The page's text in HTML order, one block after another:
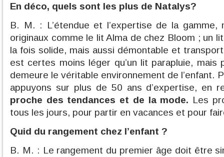
En déco, quels sont les plus de Natalys?
B. M. : L’étendue et l’expertise de la gamme,
originaux comme le lit Alma de chez Bloom ; un
la fois solide, mais aussi démontable et
est certes moins léger qu’un lit parapluie, mais
demeure le véritable environnement de l’enfant.
appuyons sur plus de 50 ans d’expertise, en
proche des tendances et de la mode. Les
tous les jours, pour partir en vacances et pour
Quid du rangement chez l’enfant ?
B. M. : Le rangement du premier âge doit être